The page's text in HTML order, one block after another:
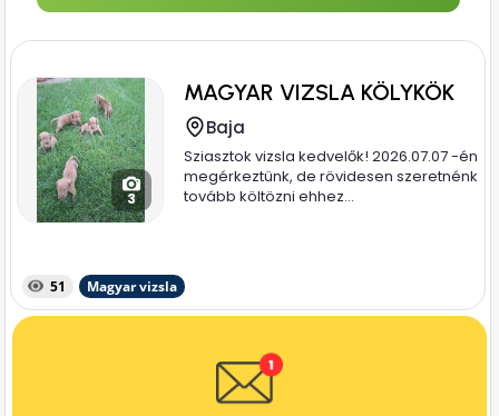
3
MAGYAR VIZSLA KÖLYKÖK
Baja
Sziasztok vizsla kedvelők! 2026.07.07 -én
megérkeztünk, de rövidesen szeretnénk
tovább költözni ehhez...
51 Magyar vizsla